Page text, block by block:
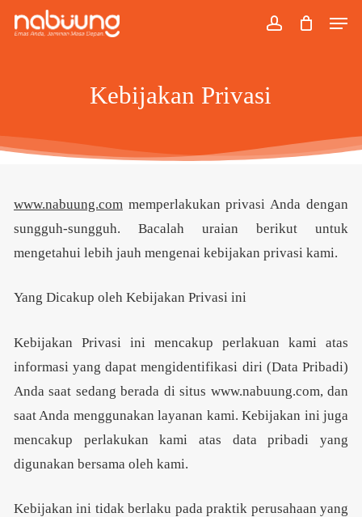
Skip
account
Menu
Kebijakan Privasi
www.nabuung.com memperlakukan privasi Anda dengan
sungguh-sungguh. Bacalah uraian berikut untuk
mengetahui lebih jauh mengenai kebijakan privasi kami.
Yang Dicakup oleh Kebijakan Privasi ini
Kebijakan Privasi ini mencakup perlakuan kami atas
informasi yang dapat mengidentifikasi diri (Data Pribadi)
Anda saat sedang berada di situs www.nabuung.com, dan
saat Anda menggunakan layanan kami. Kebijakan ini juga
mencakup perlakukan kami atas data pribadi yang
digunakan bersama oleh kami.
Kebijakan ini tidak berlaku pada praktik perusahaan yang